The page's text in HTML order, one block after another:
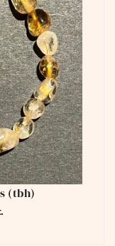
(tbh)